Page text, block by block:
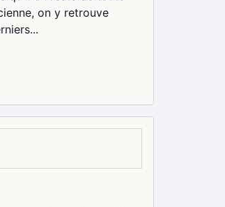
on y retrouve